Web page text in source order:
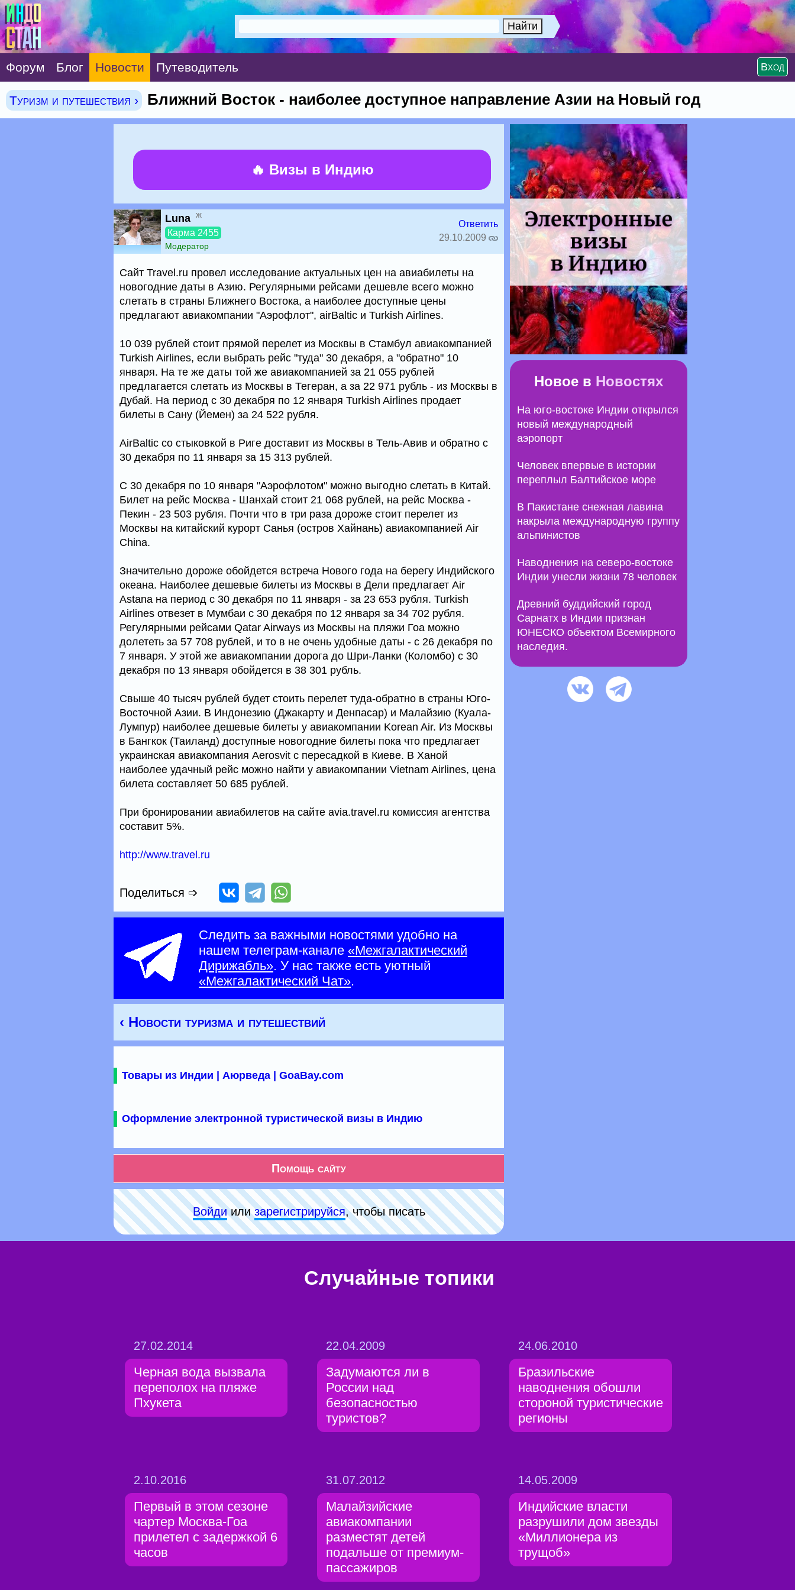
Форум Блог Новости Путеводитель Вход
Туризм и путешествия › Ближний Восток - наиболее доступное направление Азии на Новый год
🔥 Визы в Индию
Luna ж
Карма 2455
Модератор
Ответить
29.10.2009
Сайт Travel.ru провел исследование актуальных цен на авиабилеты на
новогодние даты в Азию. Регулярными рейсами дешевле всего можно
слетать в страны Ближнего Востока, а наиболее доступные цены
предлагают авиакомпании "Аэрофлот", airBaltic и Turkish Airlines.
10 039 рублей стоит прямой перелет из Москвы в Стамбул авиакомпанией
Turkish Airlines, если выбрать рейс "туда" 30 декабря, а "обратно" 10
января. На те же даты той же авиакомпанией за 21 055 рублей
предлагается слетать из Москвы в Тегеран, а за 22 971 рубль - из Москвы в
Дубай. На период с 30 декабря по 12 января Turkish Airlines продает
билеты в Сану (Йемен) за 24 522 рубля.
АirBaltic со стыковкой в Риге доставит из Москвы в Тель-Авив и обратно с
30 декабря по 11 января за 15 313 рублей.
С 30 декабря по 10 января "Аэрофлотом" можно выгодно слетать в Китай.
Билет на рейс Москва - Шанхай стоит 21 068 рублей, на рейс Москва -
Пекин - 23 503 рубля. Почти что в три раза дороже стоит перелет из
Москвы на китайский курорт Санья (остров Хайнань) авиакомпанией Air
China.
Значительно дороже обойдется встреча Нового года на берегу Индийского
океана. Наиболее дешевые билеты из Москвы в Дели предлагает Air
Astana на период с 30 декабря по 11 января - за 23 653 рубля. Turkish
Airlines отвезет в Мумбаи с 30 декабря по 12 января за 34 702 рубля.
Регулярными рейсами Qatar Airways из Москвы на пляжи Гоа можно
долететь за 57 708 рублей, и то в не очень удобные даты - с 26 декабря по
7 января. У этой же авиакомпании дорога до Шри-Ланки (Коломбо) с 30
декабря по 13 января обойдется в 38 301 рубль.
Свыше 40 тысяч рублей будет стоить перелет туда-обратно в страны Юго-
Восточной Азии. В Индонезию (Джакарту и Денпасар) и Малайзию (Куала-
Лумпур) наиболее дешевые билеты у авиакомпании Korean Air. Из Москвы
в Бангкок (Таиланд) доступные новогодние билеты пока что предлагает
украинская авиакомпания Aerosvit с пересадкой в Киеве. В Ханой
наиболее удачный рейс можно найти у авиакомпании Vietnam Airlines, цена
билета составляет 50 685 рублей.
При бронировании авиабилетов на сайте avia.travel.ru комиссия агентства
составит 5%.
http://www.travel.ru
Поделиться ➩
Следить за важными новостями удобно на
нашем телеграм-канале «Межгалактический
Дирижабль». У нас также есть уютный
«Межгалактический Чат».
‹ Новости туризма и путешествий
Товары из Индии | Аюрведа | GoaBay.com
Оформление электронной туристической визы в Индию
Помощь сайту
Войдиилизарeгиcтpируйся, чтобы писать
Новое в Новостях
На юго-востоке Индии открылся
новый международный
аэропорт
Человек впервые в истории
переплыл Балтийское море
В Пакистане снежная лавина
накрыла международную группу
альпинистов
Наводнения на северо-востоке
Индии унесли жизни 78 человек
Древний буддийский город
Сарнатх в Индии признан
ЮНЕСКО объектом Всемирного
наследия.
Случайные топики
27.02.2014
Черная вода вызвала
переполох на пляже
Пхукета
22.04.2009
Задумаются ли в
России над
безопасностью
туристов?
24.06.2010
Бразильские
наводнения обошли
стороной туристические
регионы
2.10.2016
Первый в этом сезоне
чартер Москва-Гоа
прилетел с задержкой 6
часов
31.07.2012
Малайзийские
авиакомпании
разместят детей
подальше от премиум-
пассажиров
14.05.2009
Индийские власти
разрушили дом звезды
«Миллионера из
трущоб»